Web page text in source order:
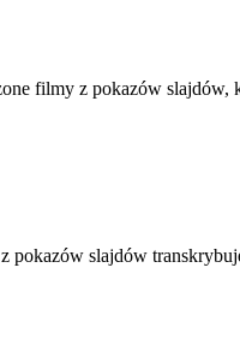
filmy z pokazów
slajdów